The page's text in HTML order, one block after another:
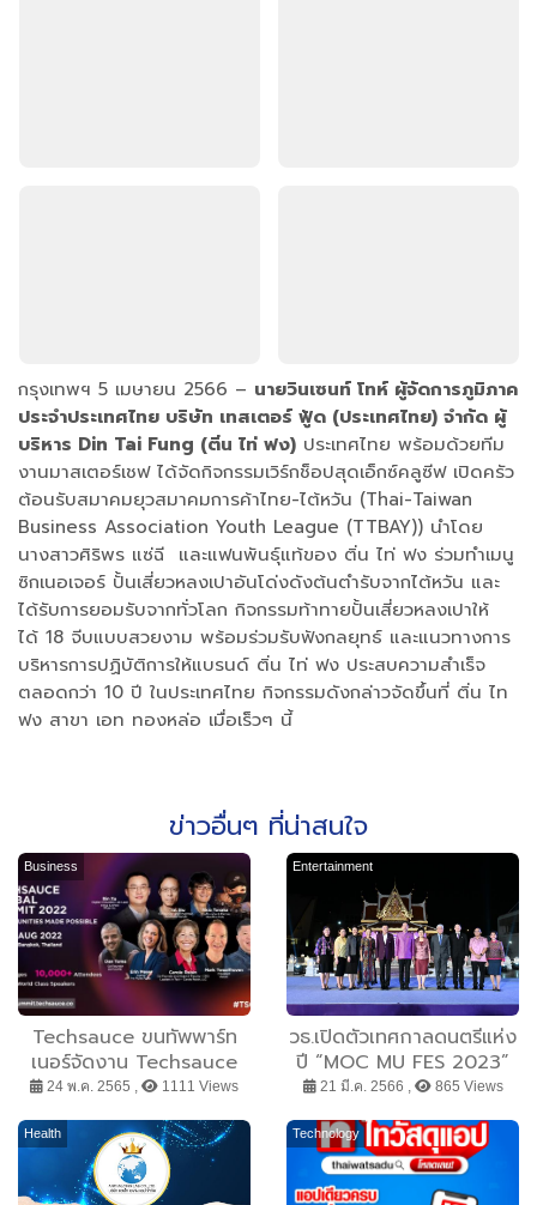
กรุงเทพฯ 5 เมษายน 2566 – นายวินเซนท์ โทห์ ผู้จัดการภูมิภาค
ประจำประเทศไทย บริษัท เทสเตอร์ ฟู้ด (ประเทศไทย) จำกัด ผู้
บริหาร Din Tai Fung (ติ่น ไท่ ฟง) ประเทศไทย พร้อมด้วยทีม
งานมาสเตอร์เชฟ ได้จัดกิจกรรมเวิร์กช็อปสุดเอ็กซ์คลูซีฟ เปิดครัว
ต้อนรับสมาคมยุวสมาคมการค้าไทย-ไต้หวัน (Thai-Taiwan
Business Association Youth League (TTBAY)) นำโดย
นางสาวศิริพร แซ่ฉี และแฟนพันธุ์แท้ของ ติ่น ไท่ ฟง ร่วมทำเมนู
ซิกเนอเจอร์ ปั้นเสี่ยวหลงเปาอันโด่งดังต้นตำรับจากไต้หวัน และ
ได้รับการยอมรับจากทั่วโลก กิจกรรมท้าทายปั้นเสี่ยวหลงเปาให้
ได้ 18 จีบแบบสวยงาม พร้อมร่วมรับฟังกลยุทธ์ และแนวทางการ
บริหารการปฏิบัติการให้แบรนด์ ติ่น ไท่ ฟง ประสบความสําเร็จ
ตลอดกว่า 10 ปี ในประเทศไทย กิจกรรมดังกล่าวจัดขึ้นที่ ติ่น ไท
ฟง สาขา เอท ทองหล่อ เมื่อเร็วๆ นี้
ข่าวอื่นๆ ที่น่าสนใจ
Business
Techsauce ขนทัพพาร์ท
เนอร์จัดงาน Techsauce
Global Summit 2022
งานนวัตกรรมและเทคโนโลยี
นานาชาติ ส่งเสริมการเปิด
ประเทศและขับเคลื่อน
เศรษฐกิจไทย
24 พ.ค. 2565 , 1111 Views
Entertainment
วธ.เปิดตัวเทศกาลดนตรีแห่ง
ปี “MOC MU FES 2023”
Summer Hit Songs
21 มี.ค. 2566 , 865 Views
Health Technology